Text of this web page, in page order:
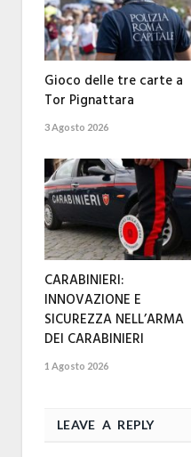
Gioco delle tre carte a
Tor Pignattara
3 Agosto 2026
CARABINIERI:
INNOVAZIONE E
SICUREZZA NELL’ARMA
DEI CARABINIERI
1 Agosto 2026
LEAVE A REPLY